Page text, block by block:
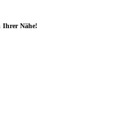
Ihrer Nähe!